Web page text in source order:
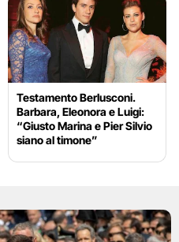
Testamento Berlusconi.
Barbara, Eleonora e Luigi:
“Giusto Marina e Pier Silvio
siano al timone”